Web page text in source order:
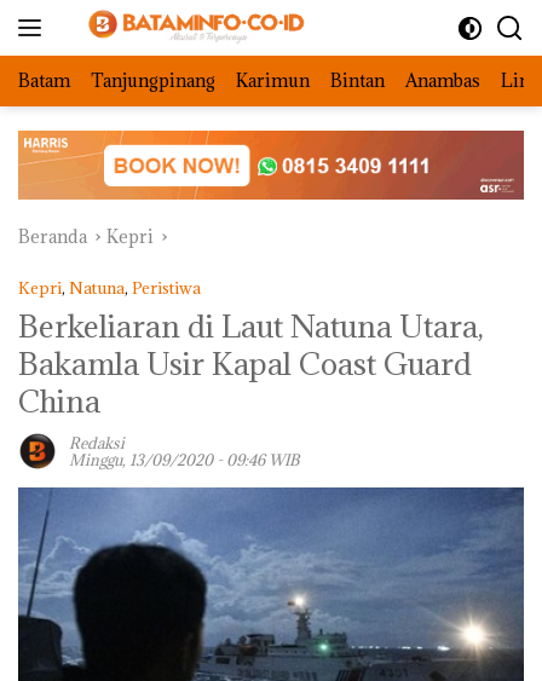
Batam Tanjungpinang Karimun Bintan Anambas
Beranda Kepri
Kepri, Natuna, Peristiwa
Berkeliaran di Laut Natuna Utara,
Bakamla Usir Kapal Coast Guard
China
Redaksi
Minggu, 13/09/2020 - 09:46 WIB